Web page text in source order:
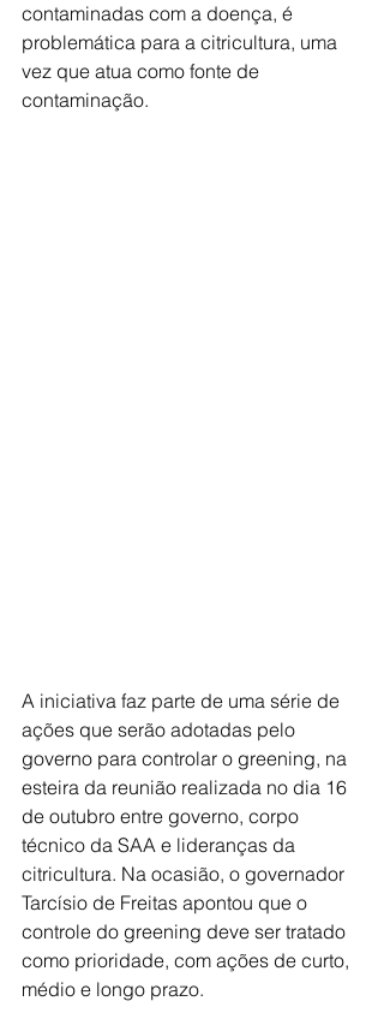
contaminadas com a doença, é
problemática para a citricultura, uma
vez que atua como fonte de
contaminação.
A iniciativa faz parte de uma série de
ações que serão adotadas pelo
governo para controlar o greening, na
esteira da reunião realizada no dia 16
de outubro entre governo, corpo
técnico da SAA e lideranças da
citricultura. Na ocasião, o governador
Tarcísio de Freitas apontou que o
controle do greening deve ser tratado
como prioridade, com ações de curto,
médio e longo prazo.